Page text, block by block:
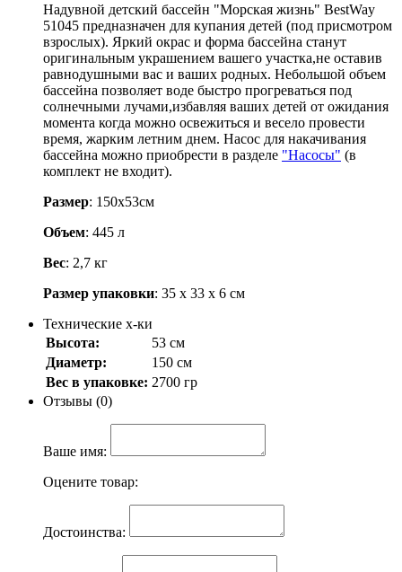
Надувной детский бассейн "Морская жизнь" BestWay
51045 предназначен для купания детей (под присмотром
взрослых). Яркий окрас и форма бассейна станут
оригинальным украшением вашего участка,не оставив
равнодушными вас и ваших родных. Небольшой объем
бассейна позволяет воде быстро прогреваться под
солнечными лучами,избавляя ваших детей от ожидания
момента когда можно освежиться и весело провести
время, жарким летним днем. Насос для накачивания
бассейна можно приобрести в разделе "Насосы" (в
комплект не входит).
Размер: 150х53см
Объем: 445 л
Вес: 2,7 кг
Размер упаковки: 35 х 33 х 6 см
Технические х-ки
Высота:
53 см
Диаметр:
150 см
Вес в упаковке: 2700 гр
Отзывы (0)
Ваше имя:
Оцените товар:
Достоинства: